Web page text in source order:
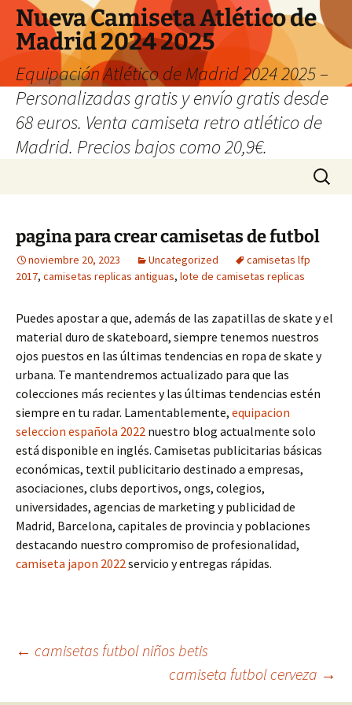
Nueva Camiseta Atlético de
Madrid 2024 2025
Equipación Atlético de Madrid 2024 2025 –
Personalizadas gratis y envío gratis desde
68 euros. Venta camiseta retro atlético de
Madrid. Precios bajos como 20,9€.
Buscar:
pagina para crear camisetas de futbol
noviembre 20, 2023 Uncategorized
camisetas lfp
2017, camisetas replicas antiguas, lote de camisetas replicas
Puedes apostar a que, además de las zapatillas de skate y el
material duro de skateboard, siempre tenemos nuestros
ojos puestos en las últimas tendencias en ropa de skate y
urbana. Te mantendremos actualizado para que las
colecciones más recientes y las últimas tendencias estén
siempre en tu radar. Lamentablemente, equipacion
seleccion española 2022 nuestro blog actualmente solo
está disponible en inglés. Camisetas publicitarias básicas
económicas, textil publicitario destinado a empresas,
asociaciones, clubs deportivos, ongs, colegios,
universidades, agencias de marketing y publicidad de
Madrid, Barcelona, capitales de provincia y poblaciones
destacando nuestro compromiso de profesionalidad,
camiseta japon 2022servicio y entregas rápidas.
Navegación
← camisetas futbol niños betis
camiseta futbol cerveza →